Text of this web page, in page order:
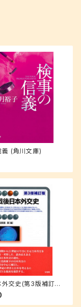
義 (角川文庫)
交史(第3版補訂版)
マ)